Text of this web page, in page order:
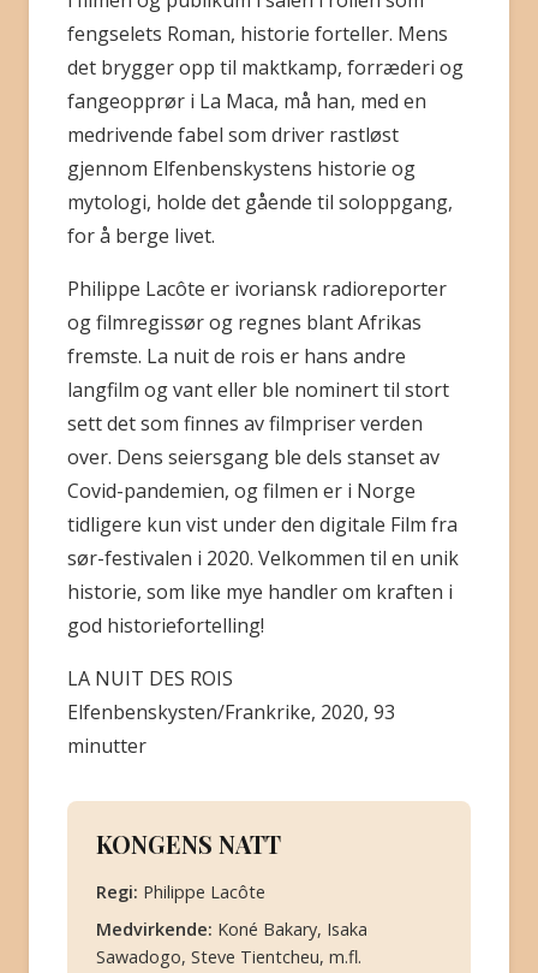
fengselets Roman, historie forteller. Mens
det brygger opp til maktkamp, forræderi og
fangeopprør i La Maca, må han, med en
medrivende fabel som driver rastløst
gjennom Elfenbenskystens historie og
mytologi, holde det gående til soloppgang,
for å berge livet.
Philippe Lacôte er ivoriansk radioreporter
og filmregissør og regnes blant Afrikas
fremste. La nuit de rois er hans andre
langfilm og vant eller ble nominert til stort
sett det som finnes av filmpriser verden
over. Dens seiersgang ble dels stanset av
Covid-pandemien, og filmen er i Norge
tidligere kun vist under den digitale Film fra
sør-festivalen i 2020. Velkommen til en unik
historie, som like mye handler om kraften i
god historiefortelling!
LA NUIT DES ROIS
Elfenbenskysten/Frankrike, 2020, 93
minutter
KONGENS NATT
Regi: Philippe Lacôte
Medvirkende: Koné Bakary, Isaka
Sawadogo, Steve Tientcheu, m.fl.